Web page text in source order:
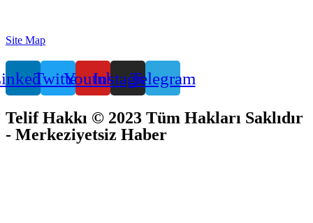
Site Map
TwitterYoutubeInstagramTelegram
Telif Hakkı © 2023 Tüm Hakları Saklıdır
- Merkeziyetsiz Haber